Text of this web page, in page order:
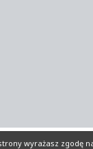
wyrażasz zgodę